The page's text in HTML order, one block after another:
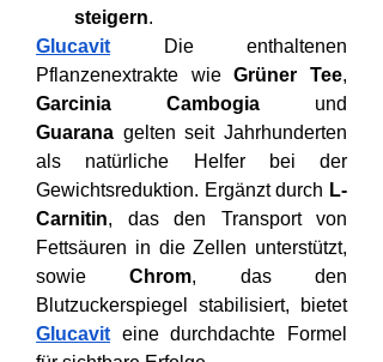
steigern.
Glucavit Die enthaltenen
Pflanzenextrakte wie Grüner Tee
Garcinia Cambogia
Guarana gelten seit Jahrhunderten
als natürliche Helfer bei der
Gewichtsreduktion. Ergänzt durch L-
Carnitin, das den Transport von
Fettsäuren in die Zellen unterstützt,
sowie Chrom, das den
Blutzuckerspiegel stabilisiert, bietet
Glucavit eine durchdachte Formel